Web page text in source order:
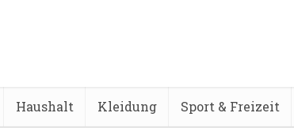
Haushalt Kleidung Sport & Freizeit